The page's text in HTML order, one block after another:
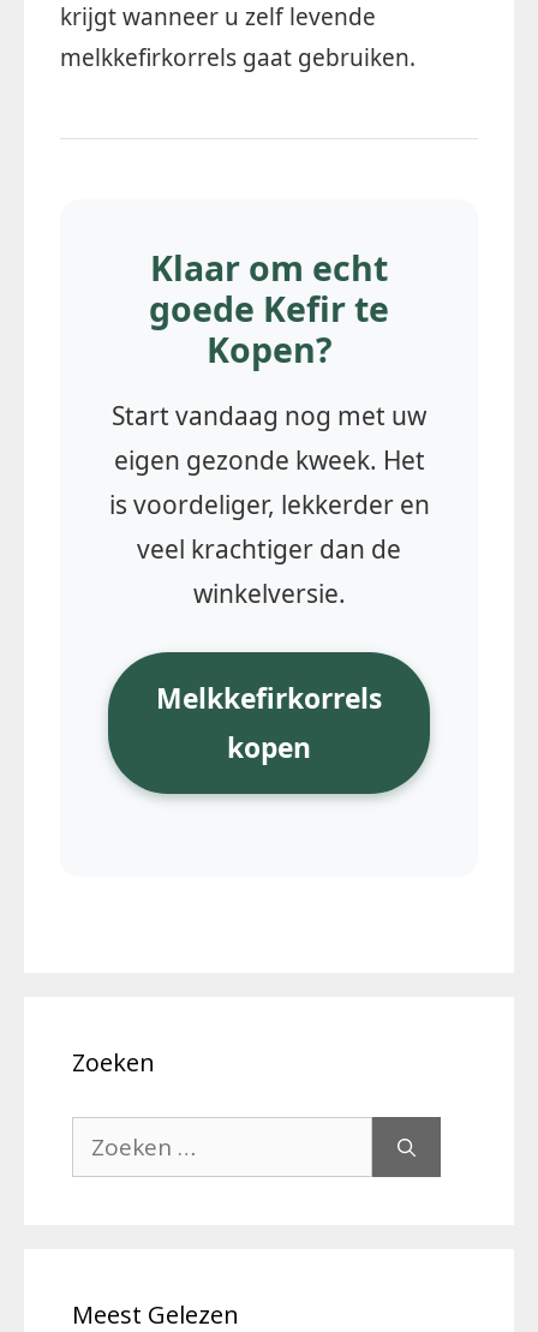
krijgt wanneer u zelf levende
melkkefirkorrels gaat gebruiken.
Klaar om echt
goede Kefir te
Kopen?
Start vandaag nog met uw
eigen gezonde kweek. Het
is voordeliger, lekkerder en
veel krachtiger dan de
winkelversie.
Melkkefirkorrels
kopen
Zoeken
Zoek
naar:
Meest Gelezen